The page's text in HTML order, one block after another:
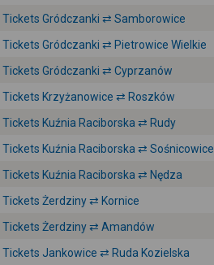
Tickets Gródczanki ⇄ Samborowice
Tickets Gródczanki ⇄ Pietrowice Wielkie
Tickets Gródczanki ⇄ Cyprzanów
Tickets Krzyżanowice ⇄ Roszków
Tickets Kuźnia Raciborska ⇄ Rudy
Tickets Kuźnia Raciborska ⇄ Sośnicowice
Tickets Kuźnia Raciborska ⇄ Nędza
Tickets Żerdziny ⇄ Kornice
Tickets Żerdziny ⇄ Amandów
Tickets Jankowice ⇄ Ruda Kozielska